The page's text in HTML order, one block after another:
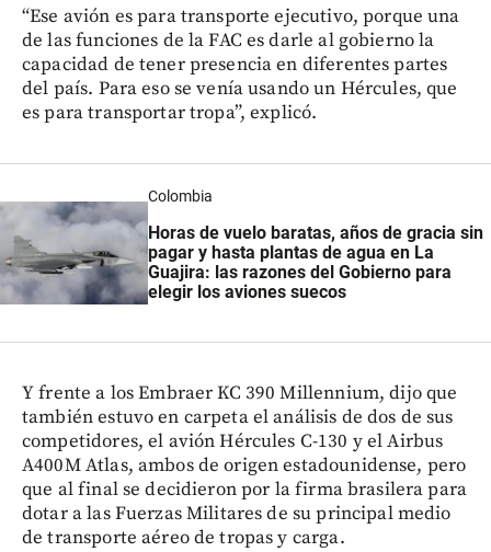
“Ese avión es para transporte ejecutivo, porque una
de las funciones de la FAC es darle al gobierno la
capacidad de tener presencia en diferentes partes
del país. Para eso se venía usando un Hércules, que
es para transportar tropa”, explicó.
Colombia
Horas de vuelo baratas, años de gracia sin
pagar y hasta plantas de agua en La
Guajira: las razones del Gobierno para
elegir los aviones suecos
Y frente a los Embraer KC 390 Millennium, dijo que
también estuvo en carpeta el análisis de dos de sus
competidores, el avión Hércules C-130 y el Airbus
A400M Atlas, ambos de origen estadounidense, pero
que al final se decidieron por la firma brasilera para
dotar a las Fuerzas Militares de su principal medio
de transporte aéreo de tropas y carga.